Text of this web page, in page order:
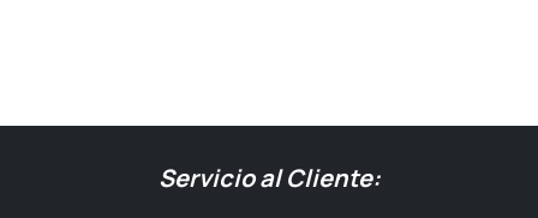
Servicio al Cliente: